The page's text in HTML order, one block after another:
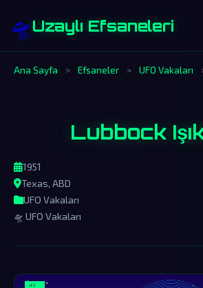
🛸Uzaylı Efsaneleri
Ana Sayfa > Efsaneler > UFO Vakaları
Lubbock
1951
Texas, ABD
UFO Vakaları
🛸 UFO Vakaları